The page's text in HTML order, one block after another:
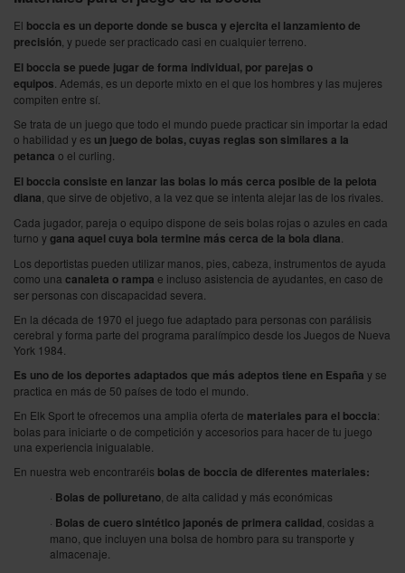
El boccia es un deporte donde se busca y ejercita el lanzamiento de
precisión , y puede ser practicado casi en cualquier terreno.
El boccia se puede jugar de forma individual, por parejas o
equipos Además, es un deporte mixto en el que los hombres y las mujeres
compiten entre sí.
Se trata de un juego que todo el mundo puede practicar sin importar la edad
o habilidad y es un juego de bolas, cuyas reglas son similares a la
petanca o el curling.
El boccia consiste en lanzar las bolas lo más cerca posible de la pelota
diana , que sirve de objetivo, a la vez que se intenta alejar las de los rivales.
Cada jugador, pareja o equipo dispone de seis bolas rojas o azules en cada
turno ygana aquel cuya bola termine más cerca de la bola diana
Los deportistas pueden utilizar manos, pies, cabeza, instrumentos de ayuda
como una canaleta o rampa e incluso asistencia de ayudantes, en caso de
ser personas con discapacidad severa.
En la década de 1970 el juego fue adaptado para personas con parálisis
cerebral y forma parte del programa paralímpico desde los Juegos de Nueva
York 1984.
Es uno de los deportes adaptados que más adeptos tiene en España y se
practica en más de 50 países de todo el mundo.
En Elk Sport te ofrecemos una amplia oferta de materiales para el boccia:
bolas para iniciarte o de competición y accesorios para hacer de tu juego
una experiencia inigualable.
En nuestra web encontraréis bolas de boccia de diferentes materiales:
· Bolas de poliuretano , de alta calidad y más económicas
· Bolas de cuero sintético japonés de primera calidad , cosidas a
mano, que incluyen una bolsa de hombro para su transporte y
almacenaje.